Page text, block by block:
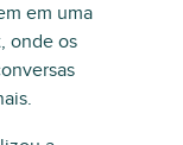
em uma
onde os